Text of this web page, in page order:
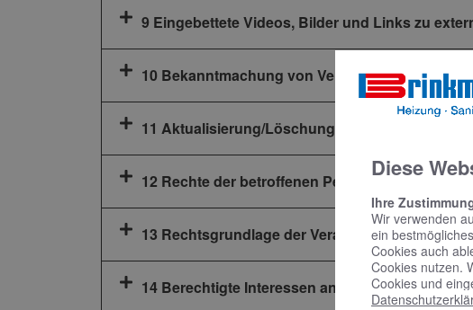
9 Eingebettete Videos, Bilder und Links zu
10 Bekanntmachung von Veränderungen
11 Aktualisierung/Löschung Ihrer persönlichen
12 Rechte der betroffenen Personen
13 Rechtsgrundlage der Verarbeitung
14 Berechtigte Interessen an der Verarbeitung,
Diese
Ihre
Wir verwenden
ein
Cookies auch
Cookies nutzen.
Cookies und